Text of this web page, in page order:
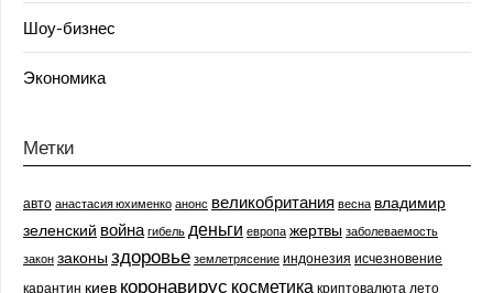
Шоу-бизнес
Экономика
Метки
авто анастасия юхименко анонс великобритания весна владимир
зеленский война гибель деньги европа жертвы заболеваемость
закон законыздоровье землетрясение индонезия исчезновение
карантин киев коронавирус косметика криптовалюта лето